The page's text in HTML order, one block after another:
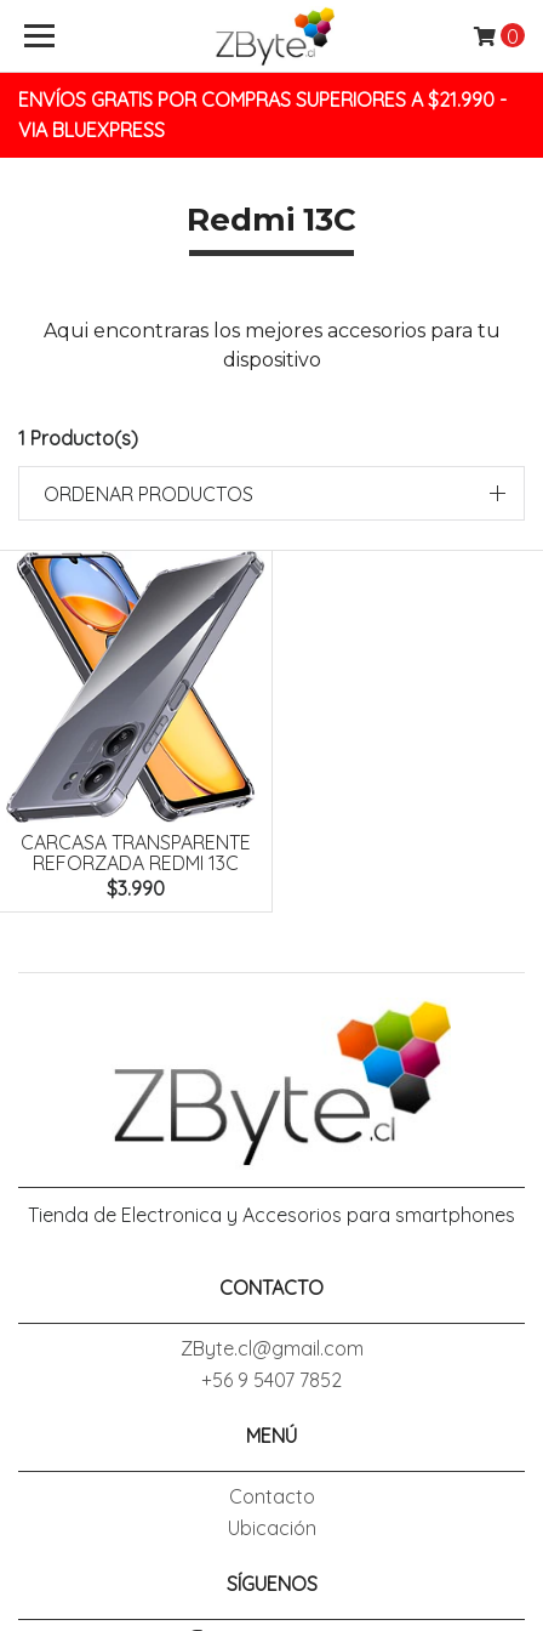
ENVÍOS GRATIS POR COMPRAS SUPERIORES A $21.990 -
VIA BLUEXPRESS
0
Redmi 13C
Aqui encontraras los mejores accesorios para tu
dispositivo
1 Producto(s)
ORDENAR PRODUCTOS
CARCASA TRANSPARENTE
REFORZADA REDMI 13C
$3.990
Tienda de Electronica y Accesorios para smartphones
CONTACTO
ZByte.cl@gmail.com
+56 9 5407 7852
MENÚ
Contacto
Ubicación
SÍGUENOS